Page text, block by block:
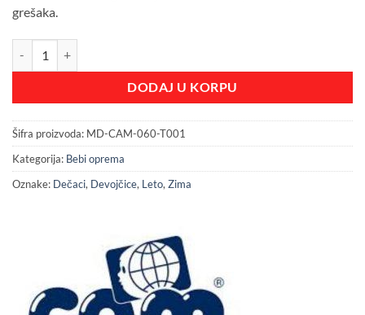
grešaka.
DODAJ U KORPU
Šifra proizvoda: MD-CAM-060-T001
Kategorija: Bebi oprema
Oznake: Dečaci, Devojčice, Leto, Zima